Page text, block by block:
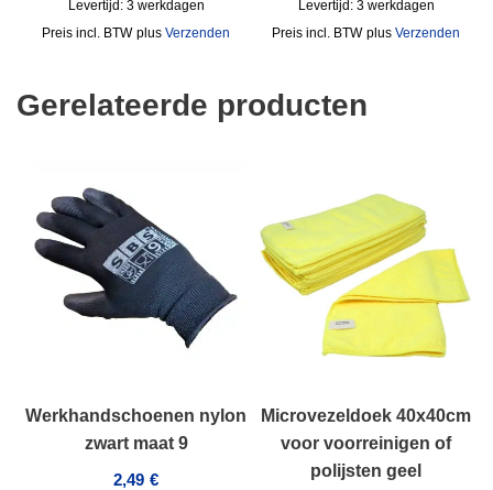
Levertijd: 3 werkdagen
incl. BTW plus Verzenden
Levertijd: 3 werkdagen
incl. BTW plus Verzenden
Gerelateerde producten
Werkhandschoenen nylon
zwart maat 9
2,49 €
Microvezeldoek 40x40cm
voor voorreinigen of
polijsten geel